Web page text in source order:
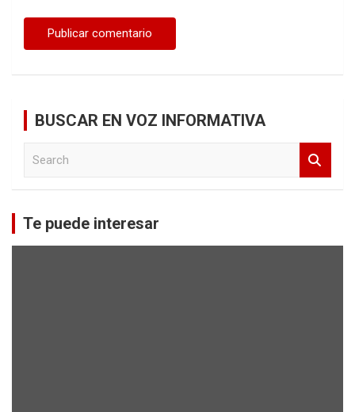
BUSCAR EN VOZ INFORMATIVA
c
h
Te puede interesar